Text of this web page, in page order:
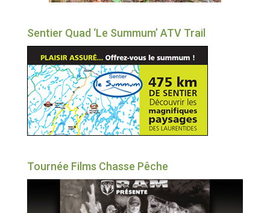
Sentier Quad ‘Le Summum’ ATV Trail
Tournée Films Chasse Pêche